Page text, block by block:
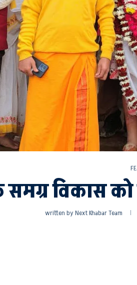
विकास
written byNext Khabar Team